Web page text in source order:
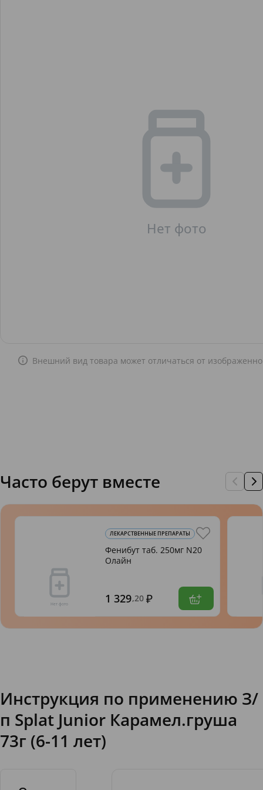
Внешний вид товара может отличаться от
Часто берут вместе
ЛЕКАРСТВЕННЫЕ ПРЕПАРАТЫ
Фенибут таб. 250мг N20
Олайн
1 329,20
Инструкция по применению З/
п Splat Junior Карамел.груша
73г (6-11 лет)